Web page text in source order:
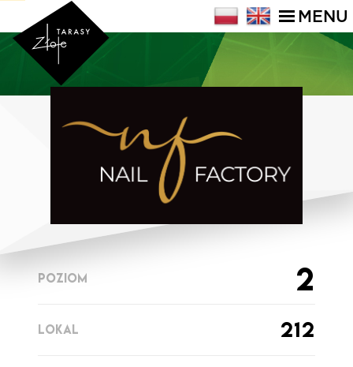
MENU
POZIOM 2
LOKAL 212